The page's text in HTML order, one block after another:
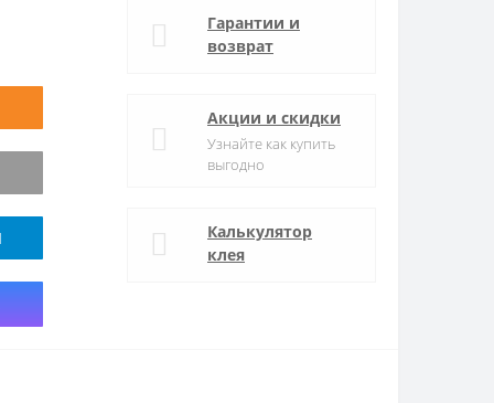
Гарантии и
возврат
Акции и скидки
Узнайте как купить
выгодно
Калькулятор
клея